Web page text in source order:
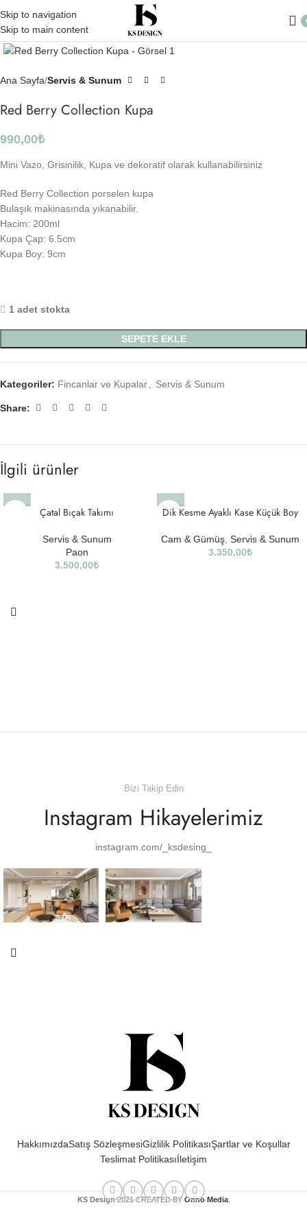
Skip to navigation
Skip to main content
Click to enlarge
Ana Sayfa Servis & Sunum
Red Berry Collection Kupa
990,00₺
Mini Vazo, Grisinilik, Kupa ve dekoratif olarak kullanabilirsiniz
Red Berry Collection porselen kupa
Bulaşık makinasında yıkanabilir.
Hacim: 200ml
Kupa Çap: 6.5cm
Kupa Boy: 9cm
1 adet stokta
SEPETE EKLE
Kategoriler: Fincanlar ve Kupalar, Servis & Sunum
Share:
İlgili ürünler
SOLD
Çatal Bıçak Takımı
Servis & Sunum
Paon
3.500,00₺
SOLD
OUT
Dik Kesme Ayaklı Kase Küçük Boy
Cam & Gümüş, Servis & Sunum
3.350,00₺
Bizi Takip Edin
Instagram Hikayelerimiz
instagram.com/_ksdesing_
HakkımızdaSatış SözleşmesiGizlilik PolitikasıŞartlar ve Koşullar
Teslimat Politikasıİletişim
KS Design 2021 CREATED BY Onno Media.